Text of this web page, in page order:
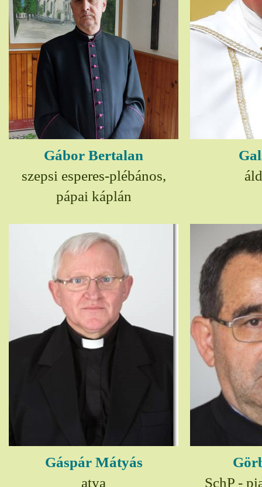
Gábor Bertalan
szepsi esperes-plébános,
pápai káplán
Gáspár Mátyás
atya
SchP -